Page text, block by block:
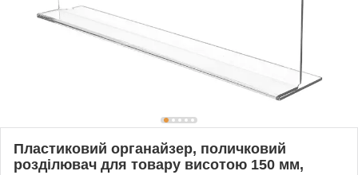
Пластиковий органайзер, поличковий
розділювач для товару висотою 150 мм,